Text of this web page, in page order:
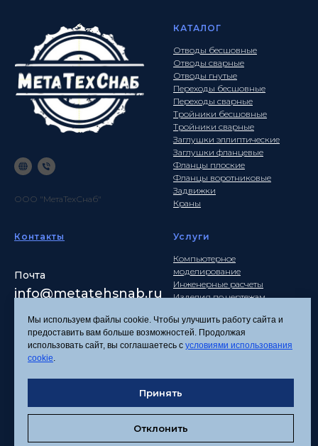
ООО "МетаТехСнаб"
КАТАЛОГ
Отводы бесшовные
Отводы сварные
Отводы гнутые
Переходы бесшовные
Переходы сварные
Тройники бесшовные
Тройники сварные
Заглушки эллиптические
Заглушки фланцевые
Фланцы плоские
Фланцы воротниковые
Задвижки
Краны
Контакты
Почта
info@metatehsnab.ru
Услуги
Компьютерное
моделирование
Инженерные расчеты
Изделия по чертежам
Политика
Согласие на обработку
персональных данных
Соглашение об
Мы используем файлы cookie. Чтобы улучшить работу сайта и
предоставить вам больше возможностей. Продолжая
использовать сайт, вы соглашаетесь с условиями использования
cookie.
Принять
Отклонить